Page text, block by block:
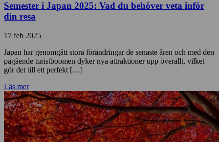
Semester i Japan 2025: Vad du behöver veta inför
din resa
17 feb 2025
Japan har genomgått stora förändringar de senaste åren och med den
pågående turistboomen dyker nya attraktioner upp överallt, vilket
gör det till ett perfekt […]
Läs mer